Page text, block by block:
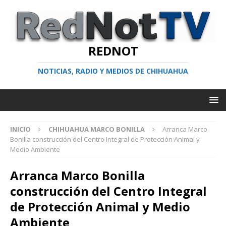
REDNOT
NOTICIAS, RADIO Y MEDIOS DE CHIHUAHUA
INICIO CHIHUAHUA MARCO BONILLA
Arranca Marco
Bonilla construcción del Centro Integral de Protección Animal y
Medio Ambiente
Arranca Marco Bonilla
construcción del Centro Integral
de Protección Animal y Medio
Ambiente